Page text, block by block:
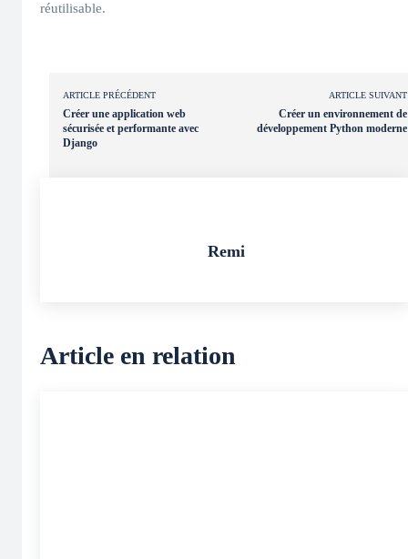
réutilisable.
ARTICLE PRÉCÉDENT
Créer une application web
sécurisée et performante avec
Django
ARTICLE SUIVANT
Créer un environnement de
développement Python moderne
Remi
Article en relation